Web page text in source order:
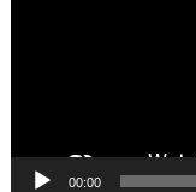
00:00